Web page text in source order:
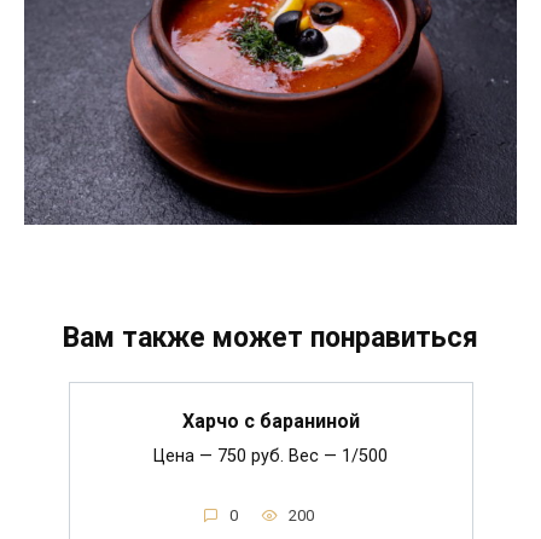
Вам также может понравиться
Харчо с бараниной
Цена — 750 руб. Вес — 1/500
0 200